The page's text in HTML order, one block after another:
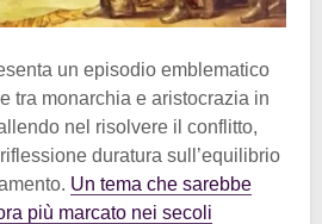
un episodio emblematico
tra monarchia e aristocrazia in
nel risolvere il conflitto,
duratura sull’equilibrio
Un tema che sarebbe
più marcato nei secoli